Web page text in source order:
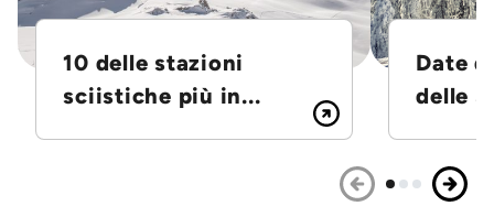
10 delle stazioni
sciistiche più in...
Date
delle